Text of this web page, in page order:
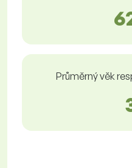
Průměrný věk